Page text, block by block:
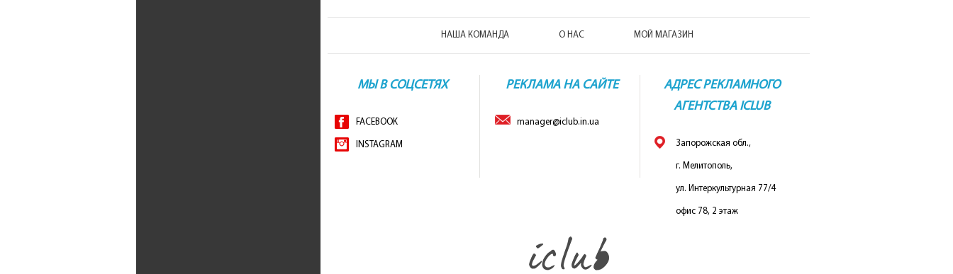
НАША КОМАНДА О НАС МОЙ МАГАЗИН
МЫ В СОЦСЕТЯХ
FACEBOOK
INSTAGRAM
РЕКЛАМА НА САЙТЕ
manager@iclub.in.ua
АДРЕС РЕКЛАМНОГО
АГЕНТСТВА ICLUB
Запорожская обл.,
г. Мелитополь,
ул. Интеркультурная 77/4
офис 78, 2 этаж